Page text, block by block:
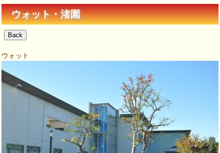
ウォット・渚園
Back
ウォット